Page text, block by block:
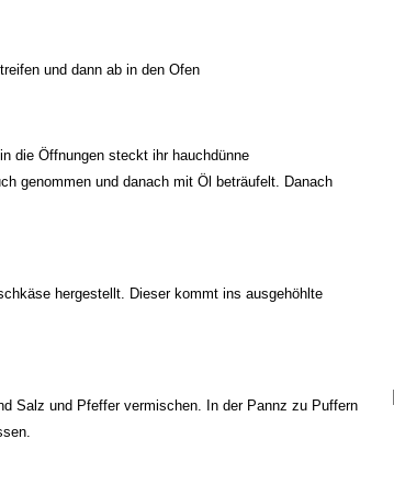
und dann ab in den Ofen
die Öffnungen steckt ihr hauchdünne
genommen und danach mit Öl beträufelt. Danach
hergestellt. Dieser kommt ins ausgehöhlte
Salz und Pfeffer vermischen. In der Pannz zu Puffern